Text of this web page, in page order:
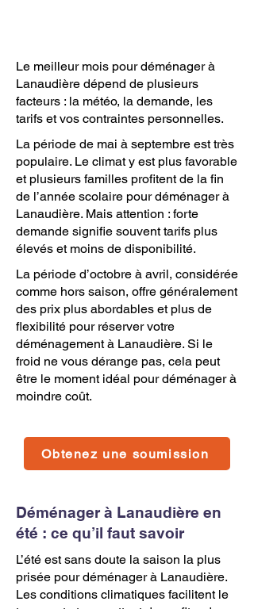
Le meilleur mois pour déménager à
Lanaudière dépend de plusieurs
facteurs : la météo, la demande, les
tarifs et vos contraintes personnelles.
La période de mai à septembre est très
populaire. Le climat y est plus favorable
et plusieurs familles profitent de la fin
de l’année scolaire pour déménager à
Lanaudière. Mais attention : forte
demande signifie souvent tarifs plus
élevés et moins de disponibilité.
La période d’octobre à avril, considérée
comme hors saison, offre généralement
des prix plus abordables et plus de
flexibilité pour réserver votre
déménagement à Lanaudière. Si le
froid ne vous dérange pas, cela peut
être le moment idéal pour déménager à
moindre coût.
Obtenez une soumission
Déménager à Lanaudière en
été : ce qu’il faut savoir
L’été est sans doute la saison la plus
prisée pour déménager à Lanaudière.
Les conditions climatiques facilitent le